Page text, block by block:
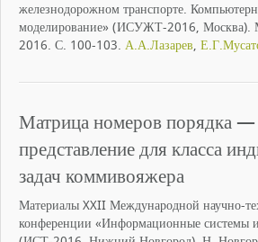
железнодорожном транспорте.
моделирование» (ИСУЖТ-2016,
2016. С. 100-103. А.А.Лазарев,
Матрица номеров порядка
представление для класса
задач коммивояжера
Материалы XXII Международной научно-
конференции «Информационные системы